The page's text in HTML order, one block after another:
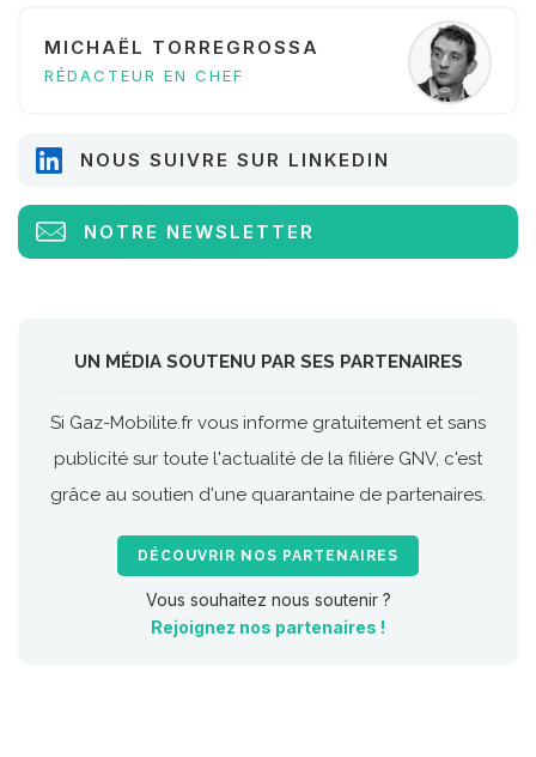
MICHAËL TORREGROSSA
RÉDACTEUR EN CHEF
NOUS SUIVRE SUR LINKEDIN
NOTRE NEWSLETTER
UN MÉDIA SOUTENU PAR SES PARTENAIRES
Si Gaz-Mobilite.fr vous informe gratuitement et sans
publicité sur toute l'actualité de la filière GNV, c'est
grâce au soutien d'une quarantaine de partenaires.
DÉCOUVRIR NOS PARTENAIRES
Vous souhaitez nous soutenir ?
Rejoignez nos partenaires !